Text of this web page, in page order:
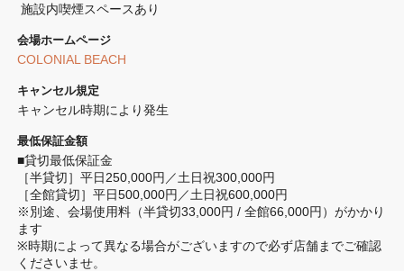
施設内喫煙スペースあり
会場ホームページ
COLONIAL BEACH
キャンセル規定
キャンセル時期により発生
最低保証金額
■貸切最低保証金
［半貸切］平日250,000円／土日祝300,000円
［全館貸切］平日500,000円／土日祝600,000円
※別途、会場使用料（半貸切33,000円 / 全館66,000円）がかかり
ます
※時期によって異なる場合がございますので必ず店舗までご確認
くださいませ。